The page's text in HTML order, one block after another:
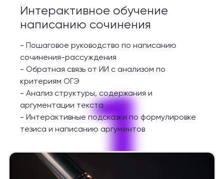
1
Интерактивное обучение
написанию сочинения
- Пошаговое руководство по написанию
сочинения-рассуждения
- Обратная связь от ИИ с анализом по
критериям ОГЭ
- Анализ структуры, содержания и
аргументации текста
- Интерактивные подсказки по формулировке
тезиса и написанию аргументов